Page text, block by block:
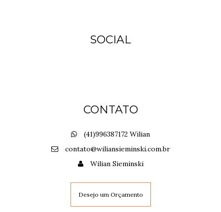
SOCIAL
CONTATO
(41)996387172 Wilian
contato@wiliansieminski.com.br
Wilian Sieminski
Desejo um Orçamento